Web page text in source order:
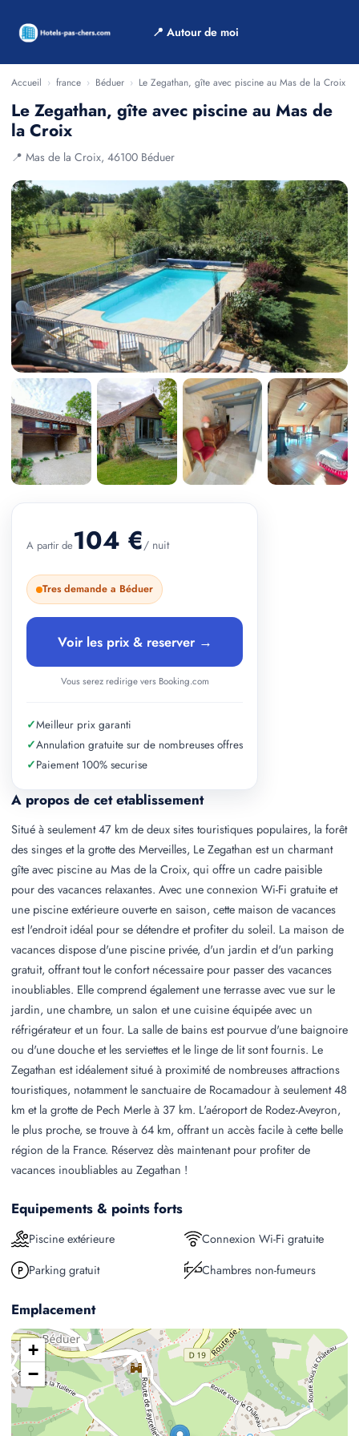
📍 Autour de moi
Accueil › france › Béduer › Le Zegathan, gîte avec piscine au Mas de la Croix
Le Zegathan, gîte avec piscine au Mas de
la Croix
📍 Mas de la Croix, 46100 Béduer
A propos de cet etablissement
Situé à seulement 47 km de deux sites touristiques populaires, la forêt
des singes et la grotte des Merveilles, Le Zegathan est un charmant
gîte avec piscine au Mas de la Croix, qui offre un cadre paisible
pour des vacances relaxantes. Avec une connexion Wi-Fi gratuite et
une piscine extérieure ouverte en saison, cette maison de vacances
est l'endroit idéal pour se détendre et profiter du soleil. La maison de
vacances dispose d'une piscine privée, d'un jardin et d'un parking
gratuit, offrant tout le confort nécessaire pour passer des vacances
inoubliables. Elle comprend également une terrasse avec vue sur le
jardin, une chambre, un salon et une cuisine équipée avec un
réfrigérateur et un four. La salle de bains est pourvue d'une baignoire
ou d'une douche et les serviettes et le linge de lit sont fournis. Le
Zegathan est idéalement situé à proximité de nombreuses attractions
touristiques, notamment le sanctuaire de Rocamadour à seulement 48
km et la grotte de Pech Merle à 37 km. L'aéroport de Rodez-Aveyron,
le plus proche, se trouve à 64 km, offrant un accès facile à cette belle
région de la France. Réservez dès maintenant pour profiter de
vacances inoubliables au Zegathan !
Equipements & points forts
Piscine extérieure
Connexion Wi-Fi gratuite
Parking gratuit
Chambres non-fumeurs
Emplacement
+
−
A partir de104 €/ nuit
Tres demande a Béduer
Voir les prix & reserver →
Vous serez redirige vers Booking.com
✓Meilleur prix garanti
✓Annulation gratuite sur de nombreuses offres
✓Paiement 100% securise